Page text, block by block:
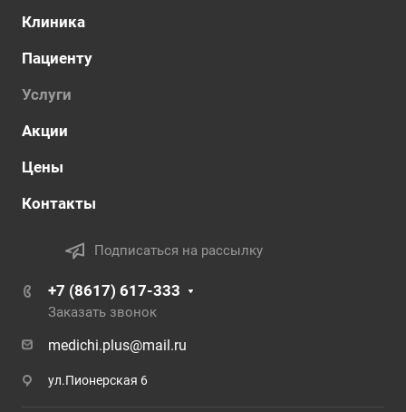
Клиника
Пациенту
Услуги
Акции
Цены
Контакты
Подписаться на рассылку
+7 (8617) 617-333
Заказать звонок
medichi.plus@mail.ru
ул.Пионерская 6